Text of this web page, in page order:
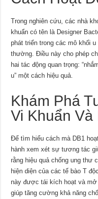
Trong nghiên cứu, các nhà
khuẩn có tên là Designer
phát triển trong các mô khối
thường. Điều này cho phép
hai tác động quan trọng:
u” một cách hiệu quả.
Khám Phá
Vi Khuẩn Và
Để tìm hiểu cách mà DB1
hành xem xét sự tương tác
rằng hiệu quả chống ung thư
hiện diện của các tế bào T
này được tái kích hoạt và mở
giúp tăng cường khả năng